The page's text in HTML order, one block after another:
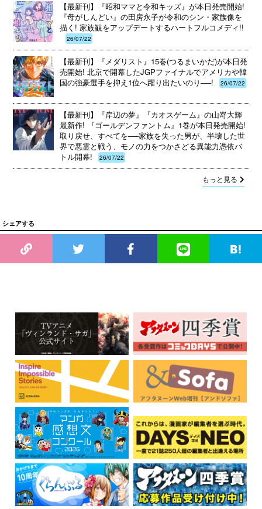
【最新刊】『昭和ママと令和キッズ』が本日発売開始!
『母がしんどい』の田房永子が令和のシン・家族像を
描く! 家族観をアップデートするハートフルコメディ!!
26/07/22
【最新刊】『メダリスト』15巻(つるまいかだ)が本日発
売開始! 北京で開幕したJGPファイナルでアメリカや韓
国の強豪選手を抑え1位へ躍り出たいのり──!
26/07/22
【最新刊】『岸辺の夢』『カオスゲーム』の山嵜大輝
最新作! 『ゴールデンファントム』1巻が本日発売開始!
取り戻せ、すべてを──家族を失った男が、半壊した世
界で悪霊と戦う、モノの力をつかさどる異能力憑依バ
トル開幕!
26/07/22
もっと見る
シェアする